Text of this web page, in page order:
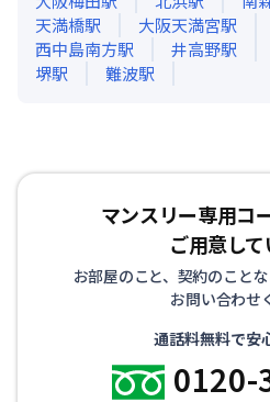
天満橋駅 大阪天満宮駅
西中島南方駅 井高野駅
堺駅 難波駅
マンスリー専用コ
ご用意し
お部屋のこと、契約のこと
お問い合わせ
通話料無料で安
0120-